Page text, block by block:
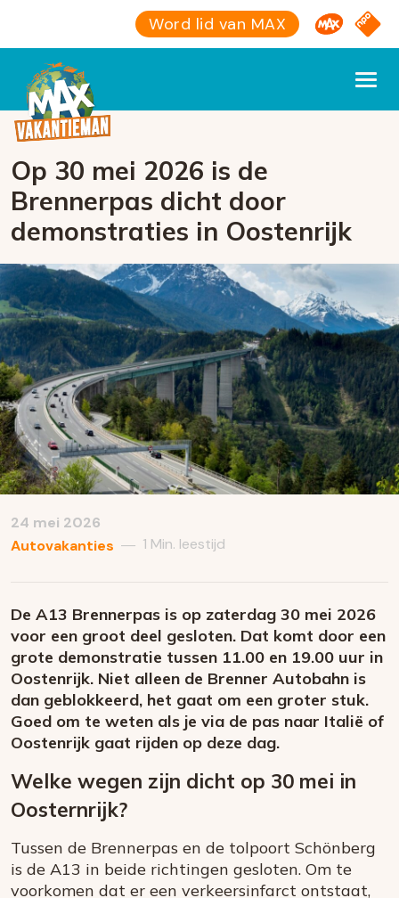
Word lid van MAX Omroep
NPO
Op 30 mei 2026 is de
Brennerpas dicht door
demonstraties in Oostenrijk
24 mei 2026
Autovakanties — 1 Min. leestijd
De A13 Brennerpas is op zaterdag 30 mei 2026
voor een groot deel gesloten. Dat komt door een
grote demonstratie tussen 11.00 en 19.00 uur in
Oostenrijk. Niet alleen de Brenner Autobahn is
dan geblokkeerd, het gaat om een groter stuk.
Goed om te weten als je via de pas naar Italië of
Oostenrijk gaat rijden op deze dag.
Welke wegen zijn dicht op 30 mei in
Oosternrijk?
Tussen de Brennerpas en de tolpoort Schönberg
is de A13 in beide richtingen gesloten. Om te
voorkomen dat er een verkeersinfarct ontstaat,